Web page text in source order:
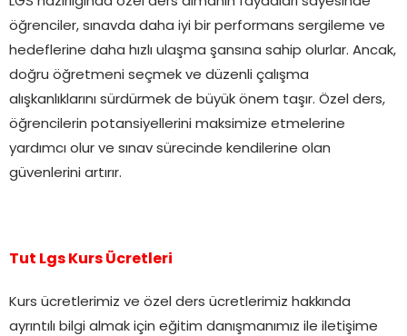
öğrenciler, sınavda daha iyi bir performans sergileme ve
hedeflerine daha hızlı ulaşma şansına sahip olurlar. Ancak,
doğru öğretmeni seçmek ve düzenli çalışma
alışkanlıklarını sürdürmek de büyük önem taşır. Özel ders,
öğrencilerin potansiyellerini maksimize etmelerine
yardımcı olur ve sınav sürecinde kendilerine olan
güvenlerini artırır.
Tut Lgs Kurs Ücretleri
Kurs ücretlerimiz ve özel ders ücretlerimiz hakkında
ayrıntılı bilgi almak için eğitim danışmanımız ile iletişime